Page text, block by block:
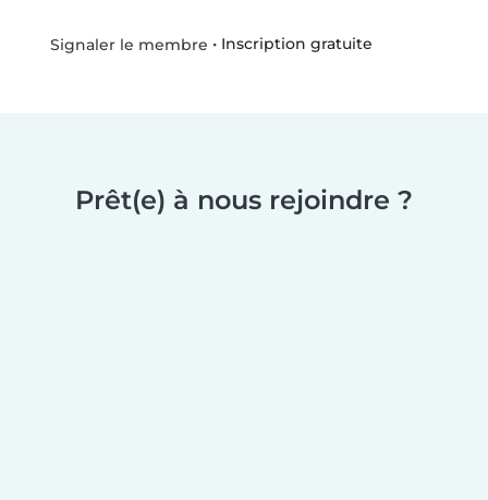
Signaler le membre • Inscription gratuite
Prêt(e) à nous rejoindre ?